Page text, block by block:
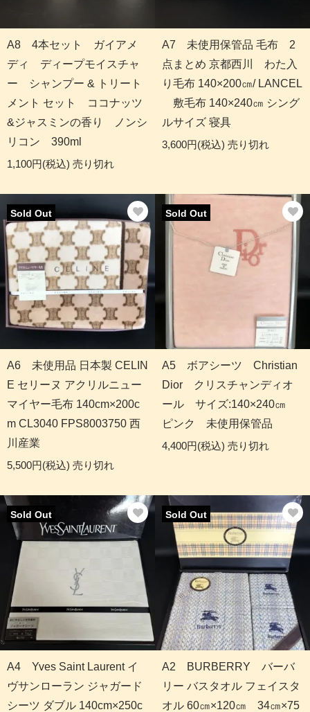
A8 4本セット ガイアメ
ディ ディープモイスチャ
ー シャンプー & トリート
メント セット ココナッツ
&ジャスミンの香り ノンシ
リコン 390ml
1,100円(税込) 売り切れ
A7 未使用保管品 毛布 2
点まとめ 京都西川 わた入
り毛布 140×200㎝/ LANCEL
敷毛布 140×240㎝ シング
ルサイズ 寝具
3,600円(税込) 売り切れ
Sold Out
A6 未使用品 日本製 CELIN
E セリーヌ アクリルニュー
マイヤー毛布 140cm×200c
m CL3040 FPS8003750 西
川産業
5,500円(税込) 売り切れ
Sold Out
A5 ボアシーツ Christian
Dior クリスチャンディオ
ール サイズ:140×240㎝
ピンク 未使用保管品
4,400円(税込) 売り切れ
Sold Out
A4 Yves Saint Laurent イ
ヴサンローラン ジャガード
シーツ ダブル 140cm×250c
Sold Out
A2 BURBERRY バーバ
リー バスタオル フェイスタ
オル 60㎝×120㎝ 34㎝×75